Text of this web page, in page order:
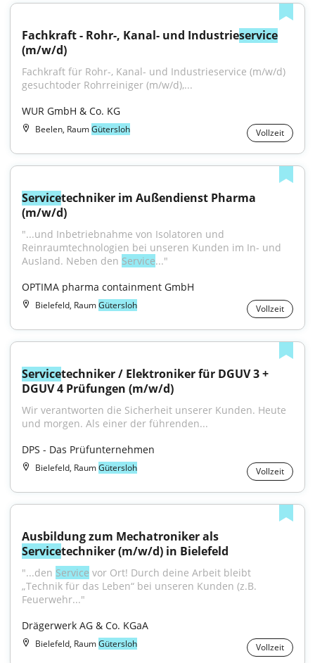
Fachkraft - Rohr-, Kanal- und Industrieservice
(m/w/d)
Fachkraft für Rohr-, Kanal- und Industrieservice (m/w/d)
gesuchtoder Rohrreiniger (m/w/d),...
WUR GmbH & Co. KG
Beelen, RaumGütersloh Vollzeit
Servicetechniker im Außendienst Pharma
(m/w/d)
"...und Inbetriebnahme von Isolatoren und
Reinraumtechnologien bei unseren Kunden im In- und
Ausland. Neben den Service..."
OPTIMA pharma containment GmbH
Bielefeld, RaumGütersloh Vollzeit
Servicetechniker / Elektroniker für DGUV 3 +
DGUV 4 Prüfungen (m/w/d)
Wir verantworten die Sicherheit unserer Kunden. Heute
und morgen. Als einer der führenden...
DPS - Das Prüfunternehmen
Bielefeld, RaumGütersloh Vollzeit
Servicetechniker (m/w/d) in Bielefeld
"...den Service vor Ort! Durch deine Arbeit bleibt
„Technik für das Leben“ bei unseren Kunden (z.B.
Feuerwehr..."
Drägerwerk AG & Co. KGaA
Bielefeld, RaumGütersloh Vollzeit